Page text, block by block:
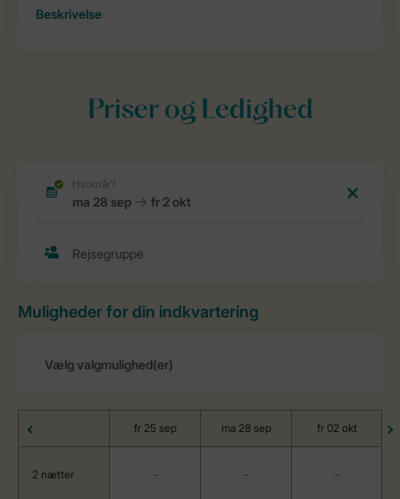
Beskrivelse
Priser og Ledighed
Muligheder for din indkvartering
fr 25 sep ma 28 sep fr 02 okt
2 nætter - - -